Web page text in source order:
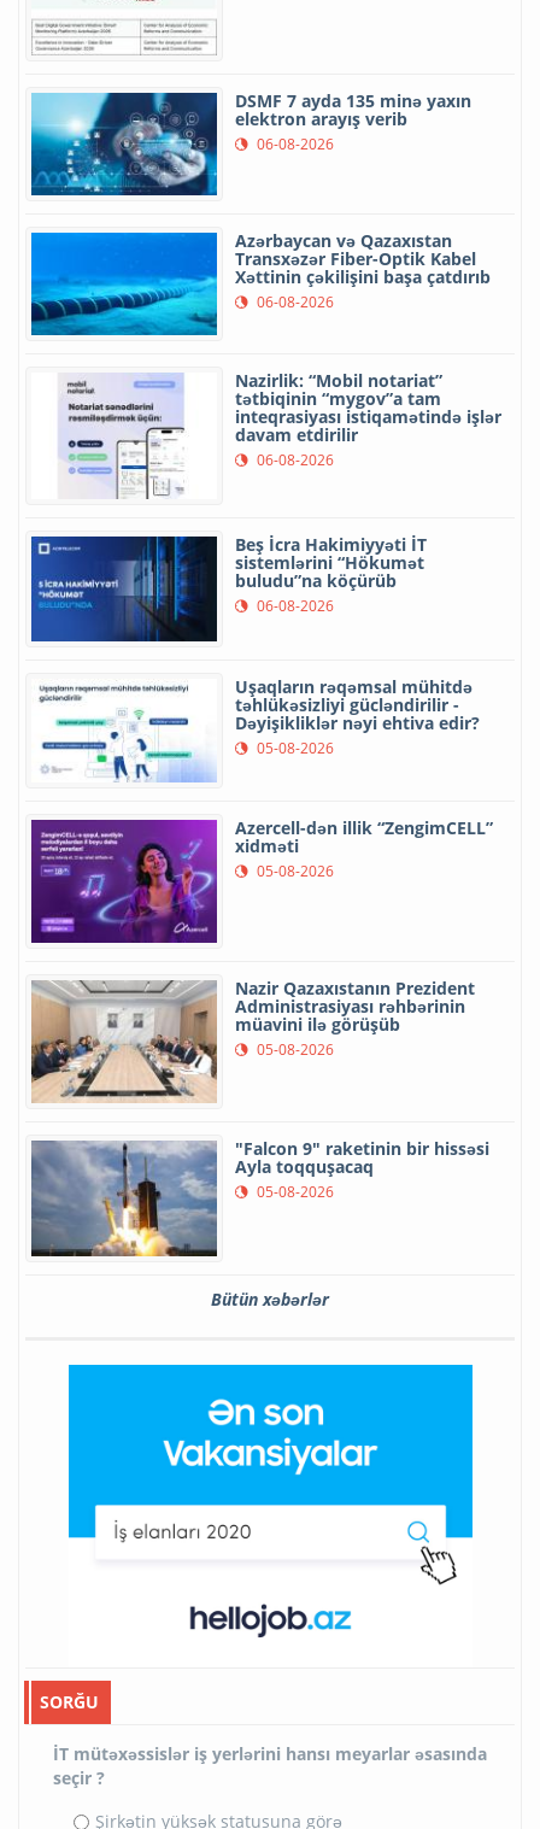
DSMF 7 ayda 135 minə yaxın
elektron arayış verib
06-08-2026
Azərbaycan və Qazaxıstan
Transxəzər Fiber-Optik Kabel
Xəttinin çəkilişini başa çatdırıb
06-08-2026
Nazirlik: “Mobil notariat”
tətbiqinin “mygov”a tam
inteqrasiyası istiqamətində işlər
davam etdirilir
06-08-2026
Beş İcra Hakimiyyəti İT
sistemlərini “Hökumət
buludu”na köçürüb
06-08-2026
Uşaqların rəqəmsal mühitdə
təhlükəsizliyi gücləndirilir -
Dəyişikliklər nəyi ehtiva edir?
05-08-2026
Azercell-dən illik “ZengimCELL”
xidməti
05-08-2026
Nazir Qazaxıstanın Prezident
Administrasiyası rəhbərinin
müavini ilə görüşüb
05-08-2026
"Falcon 9" raketinin bir hissəsi
Ayla toqquşacaq
05-08-2026
Bütün xəbərlər
SORĞU
İT mütəxəssislər iş yerlərini hansı meyarlar əsasında
seçir ?
Şirkətin yüksək statusuna görə